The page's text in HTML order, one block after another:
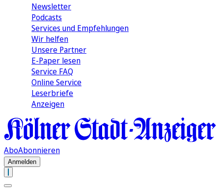
Newsletter
Podcasts
Services und Empfehlungen
Wir helfen
Unsere Partner
E-Paper lesen
Service FAQ
Online Service
Leserbriefe
Anzeigen
AboAbonnieren
Anmelden